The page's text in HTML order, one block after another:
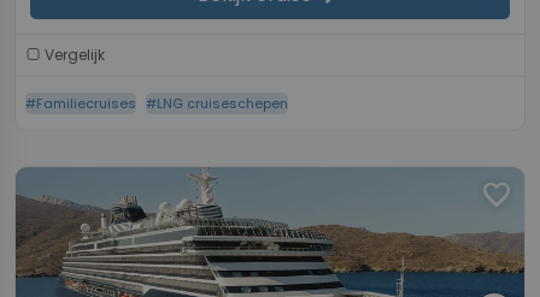
Vergelijk
#Familiecruises #LNG cruiseschepen
favorite